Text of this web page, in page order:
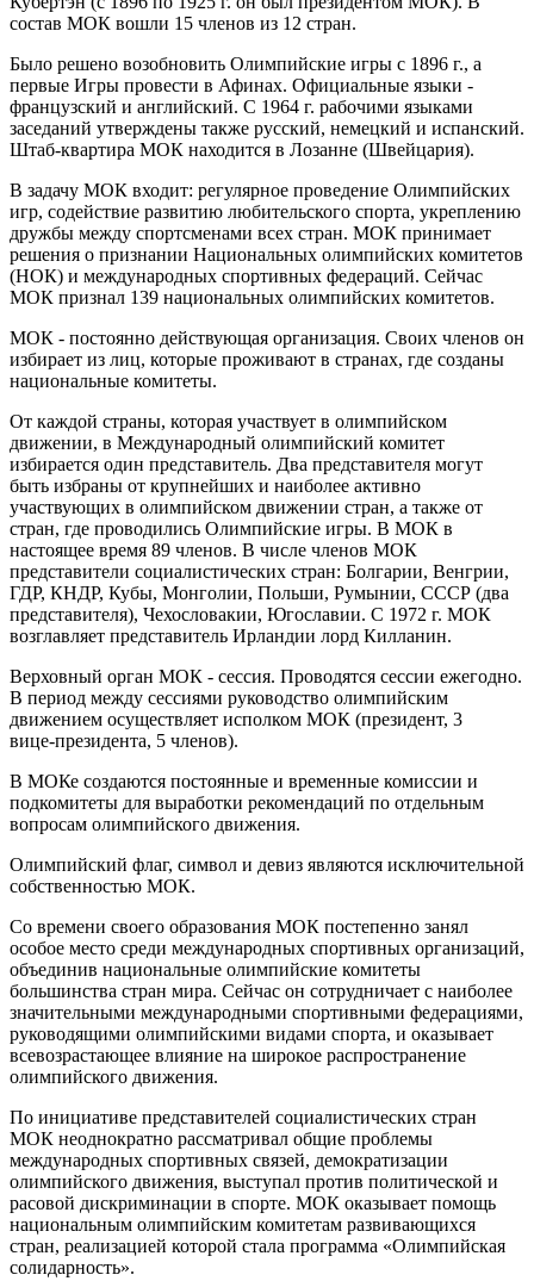
состав МОК вошли 15 членов из 12 стран.
Было решено возобновить Олимпийские игры с 1896 г., а
первые Игры провести в Афинах. Официальные языки -
французский и английский. С 1964 г. рабочими языками
заседаний утверждены также русский, немецкий и испанский.
Штаб‑квартира МОК находится в Лозанне (Швейцария).
В задачу МОК входит: регулярное проведение Олимпийских
игр, содействие развитию любительского спорта, укреплению
дружбы между спортсменами всех стран. МОК принимает
решения о признании Национальных олимпийских комитетов
(НОК) и международных спортивных федераций. Сейчас
МОК признал 139 национальных олимпийских комитетов.
МОК - постоянно действующая организация. Своих членов он
избирает из лиц, которые проживают в странах, где созданы
национальные комитеты.
От каждой страны, которая участвует в олимпийском
движении, в Международный олимпийский комитет
избирается один представитель. Два представителя могут
быть избраны от крупнейших и наиболее активно
участвующих в олимпийском движении стран, а также от
стран, где проводились Олимпийские игры. В МОК в
настоящее время 89 членов. В числе членов МОК
представители социалистических стран: Болгарии, Венгрии,
ГДР, КНДР, Кубы, Монголии, Польши, Румынии, СССР (два
представителя), Чехословакии, Югославии. С 1972 г. МОК
возглавляет представитель Ирландии лорд Килланин.
Верховный орган МОК - сессия. Проводятся сессии ежегодно.
В период между сессиями руководство олимпийским
движением осуществляет исполком МОК (президент, 3
вице‑президента, 5 членов).
В МОКе создаются постоянные и временные комиссии и
подкомитеты для выработки рекомендаций по отдельным
вопросам олимпийского движения.
Олимпийский флаг, символ и девиз являются исключительной
собственностью МОК.
Со времени своего образования МОК постепенно занял
особое место среди международных спортивных организаций,
объединив национальные олимпийские комитеты
большинства стран мира. Сейчас он сотрудничает с наиболее
значительными международными спортивными федерациями,
руководящими олимпийскими видами спорта, и оказывает
всевозрастающее влияние на широкое распространение
олимпийского движения.
По инициативе представителей социалистических стран
МОК неоднократно рассматривал общие проблемы
международных спортивных связей, демократизации
олимпийского движения, выступал против политической и
расовой дискриминации в спорте. МОК оказывает помощь
национальным олимпийским комитетам развивающихся
стран, реализацией которой стала программа «Олимпийская
солидарность».